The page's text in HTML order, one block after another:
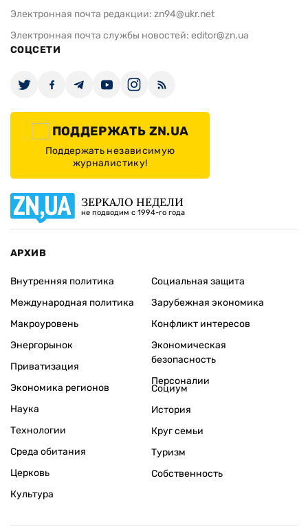
Электронная почта редакции: zn94@ukr.net
Электронная почта службы новостей: editor@zn.ua
СОЦСЕТИ
ПОДДЕРЖАТЬ ZN.UA
Поддержать независимую
журналистику!
ЗЕРКАЛО НЕДЕЛИ
не подводим с 1994-го года
АРХИВ
Внутренняя политика
Международная политика
Макроуровень
Энергорынок
Приватизация
Экономика регионов
Социальная защита
Зарубежная экономика
Конфликт интересов
Экономическая
безопасность
Персоналии
Наука
Технологии
Среда обитания
Церковь
Культура
Социум
История
Круг семьи
Туризм
Собственность